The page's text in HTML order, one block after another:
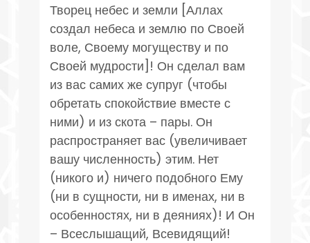
Творец небес и земли [Аллах
создал небеса и землю по Своей
воле, Своему могуществу и по
Своей мудрости]! Он сделал вам
из вас самих же супруг (чтобы
обретать спокойствие вместе с
ними) и из скота – пары. Он
распространяет вас (увеличивает
вашу численность) этим. Нет
(никого и) ничего подобного Ему
(ни в сущности, ни в именах, ни в
особенностях, ни в деяниях)! И Он
– Всеслышащий, Всевидящий!